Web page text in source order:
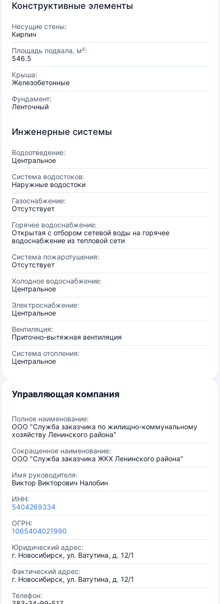
Конструктивные элементы
Несущие стены:
Кирпич
Площадь подвала, м²:
546.5
Крыша:
Железобетонные
Фундамент:
Ленточный
Инженерные системы
Водоотведение:
Центральное
Система водостоков:
Наружные водостоки
Газоснабжение:
Отсутствует
Горячее водоснабжение:
Открытая с отбором сетевой воды на горячее
водоснабжение из тепловой сети
Система пожаротушения:
Отсутствует
Холодное водоснабжение:
Центральное
Электроснабжение:
Центральное
Вентиляция:
Приточно-вытяжная вентиляция
Система отопления:
Центральное
Управляющая компания
Полное наименование:
ООО "Служба заказчика по жилищно-коммунальному
хозяйству Ленинского района"
Сокращенное наименование:
ООО "Служба заказчика ЖКХ Ленинского района"
Имя руководителя:
Виктор Викторович Налобин
ИНН:
5404269334
ОГРН:
1065404021990
Юридический адрес:
г. Новосибирск, ул. Ватутина, д. 12/1
Фактический адрес:
г. Новосибирск, ул. Ватутина, д. 12/1
Телефон: